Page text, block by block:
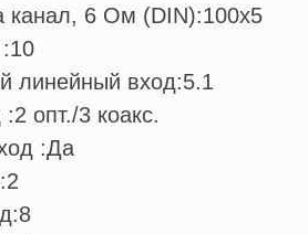
канал, 6 Ом (DIN):100x5
10
линейный вход:5.1
:2 опт./3 коакс.
:Да
2
8